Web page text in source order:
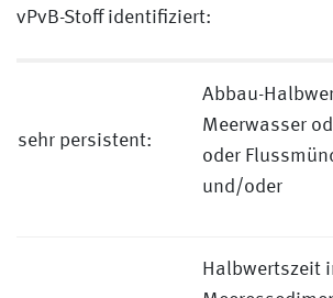
vPvB-Stoff identifiziert:
sehr persistent:
Abbau-
Meerwasser
oder
und/oder
Halbwertszeit